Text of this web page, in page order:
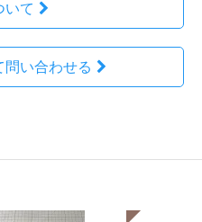
いて
問い合わせる